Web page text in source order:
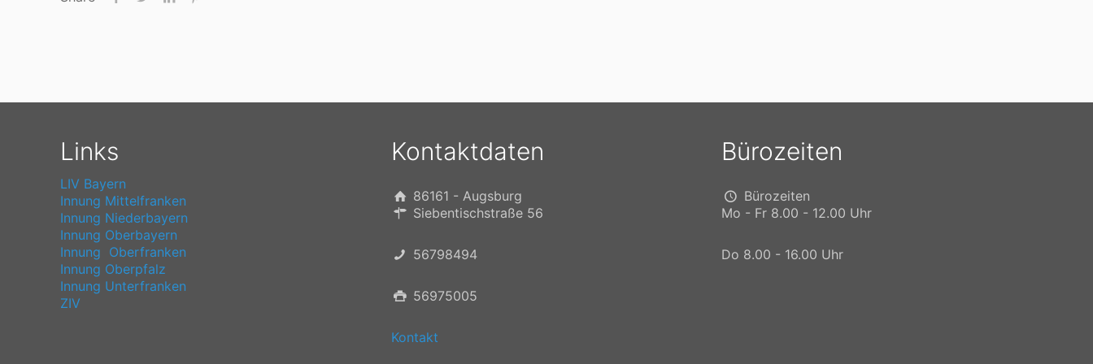
Links
LIV Bayern
Innung Mittelfranken
Innung Niederbayern
Innung Oberbayern
Innung Oberfranken
Innung Oberpfalz
Innung Unterfranken
ZIV
Kontaktdaten
86161 - Augsburg
Siebentischstraße 56
56798494
56975005
Kontakt
Bürozeiten
Bürozeiten
Mo - Fr 8.00 - 12.00 Uhr
Do 8.00 - 16.00 Uhr